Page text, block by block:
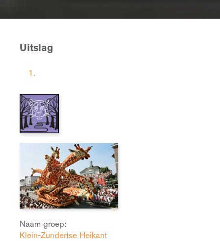
Uitslag
1.
Naam groep:
Klein-Zundertse Heikant